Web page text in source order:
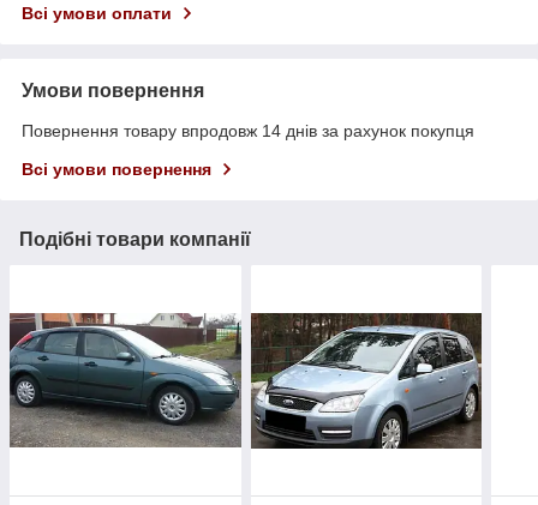
Всі умови оплати
Умови повернення
Повернення товару впродовж 14 днів за рахунок покупця
Всі умови повернення
Подібні товари компанії